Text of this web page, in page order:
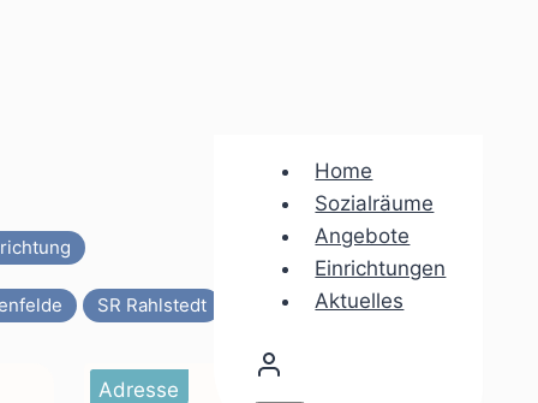
Home
Sozialräume
Angebote
Einrichtungen
Aktuelles
SR Rahlstedt SR Wandsbek-Kern
Adresse